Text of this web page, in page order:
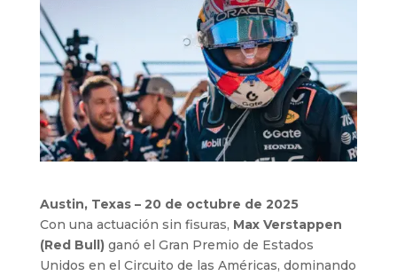
Austin, Texas – 20 de octubre de 2025
Con una actuación sin fisuras, Max Verstappen
(Red Bull)ganó el Gran Premio de Estados
Unidos en el Circuito de las Américas, dominando